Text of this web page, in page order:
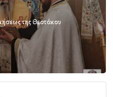
της Θεοτόκου